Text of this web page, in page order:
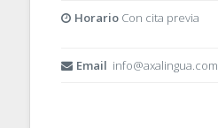
HorarioCon cita previa
Email info@axalingua.com